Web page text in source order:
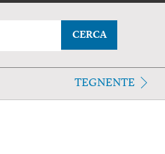
CERCA
TEGNENTE